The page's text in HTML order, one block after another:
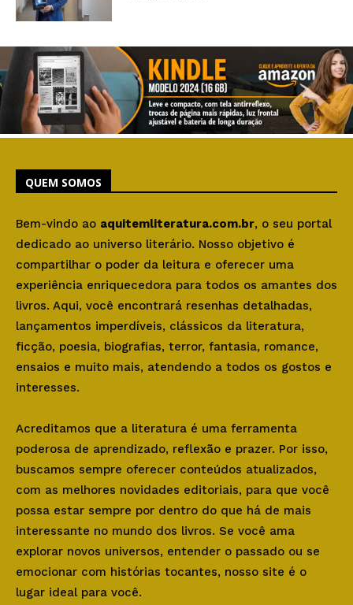
QUEM SOMOS
Bem-vindo ao aquitemliteratura.com.br, o seu portal
dedicado ao universo literário. Nosso objetivo é
compartilhar o poder da leitura e oferecer uma
experiência enriquecedora para todos os amantes dos
livros. Aqui, você encontrará resenhas detalhadas,
lançamentos imperdíveis, clássicos da literatura,
ficção, poesia, biografias, terror, fantasia, romance,
ensaios e muito mais, atendendo a todos os gostos e
interesses.
Acreditamos que a literatura é uma ferramenta
poderosa de aprendizado, reflexão e prazer. Por isso,
buscamos sempre oferecer conteúdos atualizados,
com as melhores novidades editoriais, para que você
possa estar sempre por dentro do que há de mais
interessante no mundo dos livros. Se você ama
explorar novos universos, entender o passado ou se
emocionar com histórias tocantes, nosso site é o
lugar ideal para você.